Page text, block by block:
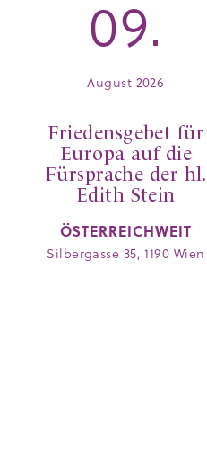
09.
August 2026
Friedensgebet für
Europa auf die
Fürsprache der hl.
Edith Stein
ÖSTERREICHWEIT
Silbergasse 35, 1190 Wien